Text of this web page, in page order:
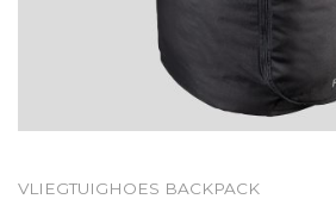
VLIEGTUIGHOES BACKPACK